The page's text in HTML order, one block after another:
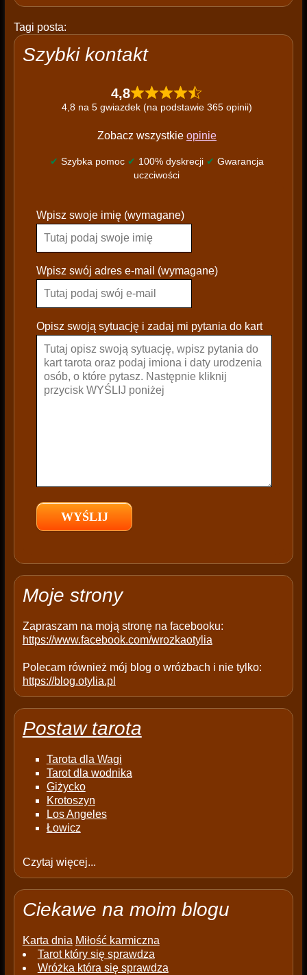
Tagi posta:
Szybki kontakt
4,8
4,8 na 5 gwiazdek (na podstawie 365 opinii)
Zobacz wszystkie opinie
✔ Szybka pomoc ✔ 100% dyskrecji ✔ Gwarancja
uczciwości
l
a
s
e
a
e
e
p
y
Wpisz swoje imię (wymagane)
Wpisz swój adres e-mail (wymagane)
Opisz swoją sytuację i zadaj mi pytania do kart
Moje strony
Zapraszam na moją stronę na facebooku:
https://www.facebook.com/wrozkaotylia
Polecam również mój blog o wróżbach i nie tylko:
https://blog.otylia.pl
Postaw tarota
Tarota dla Wagi
Tarot dla wodnika
Giżycko
Krotoszyn
Los Angeles
Łowicz
Czytaj więcej...
Ciekawe na moim blogu
Karta dnia Miłość karmiczna
Tarot który się sprawdza
Wróżka która się sprawdza